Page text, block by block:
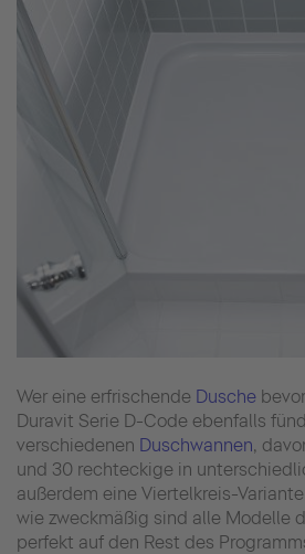
Wer eine erfrischende Dusche
Duravit Serie D-Code ebenfalls
verschiedenen Duschwannen,
und 30 rechteckige in
außerdem eine Viertelkreis-
wie zweckmäßig sind alle Modelle
perfekt auf den Rest des